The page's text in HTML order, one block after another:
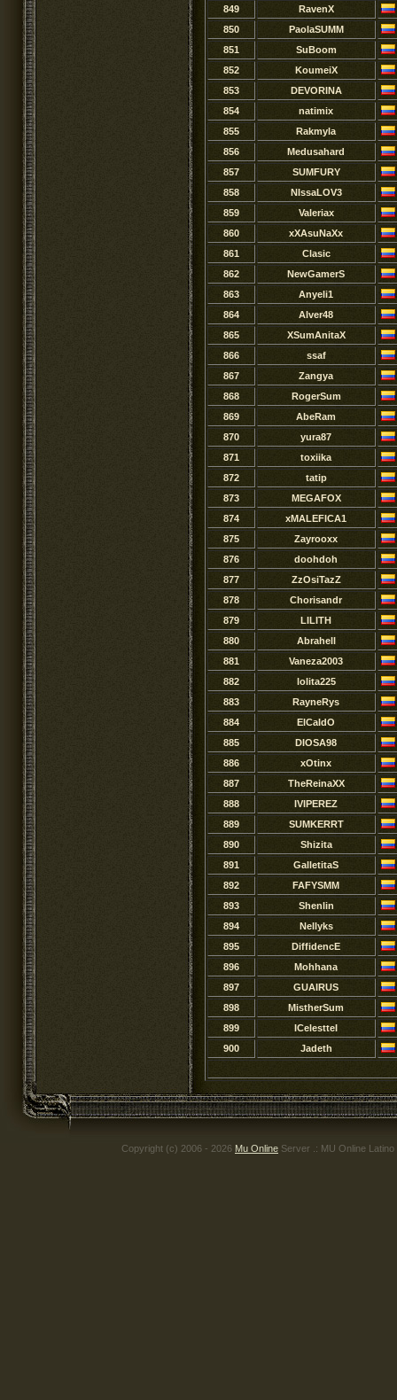
849
RavenX
850
PaolaSUMM
851
SuBoom
852
KoumeiX
853
DEVORINA
854
natimix
855
Rakmyla
856
Medusahard
857
SUMFURY
858
NIssaLOV3
859
Valeriax
860
xXAsuNaXx
861
Clasic
862
NewGamerS
863
Anyeli1
864
Alver48
865
XSumAnitaX
866
ssaf
867
Zangya
868
RogerSum
869
AbeRam
870
yura87
871
toxiika
872
tatip
873
MEGAFOX
874
xMALEFICA1
875
Zayrooxx
876
doohdoh
877
ZzOsiTazZ
878
Chorisandr
879
LILITH
880
Abrahell
881
Vaneza2003
882
lolita225
883
RayneRys
884
ElCaIdO
885
DIOSA98
886
xOtinx
887
TheReinaXX
888
IVIPEREZ
889
SUMKERRT
890
Shizita
891
GalletitaS
892
FAFYSMM
893
Shenlin
894
Nellyks
895
DiffidencE
896
Mohhana
897
GUAIRUS
898
MistherSum
899
ICelestteI
900
Jadeth
Copyright (c) 2006 - 2026 Mu Online Server .: MU Online